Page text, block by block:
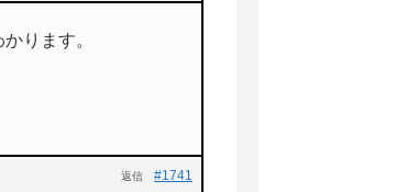
ります。
#1741
返信